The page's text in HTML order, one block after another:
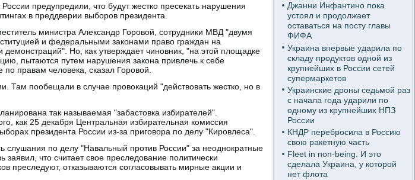
предупредили, что будут жестко пресекать нарушения
в преддверии выборов президента.
министра Александр Горовой, сотрудники МВД "двумя
и федеральными законами право граждан на
демонстраций". Но, как утверждает чиновник, "на этой площадке
пытаются путем нарушения закона привлечь к себе
правам человека, сказал Горовой.
Там пообещали в случае провокаций "действовать жестко, но в
так называемая "забастовка избирателей".
как 25 декабря Центральная избирательная комиссия
президента России из-за приговора по делу "Кировлеса".
слушания по делу "Навальный против России" за неоднократные
что считает свое преследование политически
преследуют, отказываются согласовывать мирные акции и
Джанни Инфантино пока
устоял и продолжает
оставаться на посту главы
ФИФА
Украина впервые ударила по
складу продуктов одной из
крупнейших в России сетей
супермаркетов
Украинские дроны седьмой раз
с начала года ударили по
одному из крупнейших НПЗ
России
КНДР перебросила в Россию
свою ракетную часть
Fleet in non-being. И это
сделала Украина, у которой
нет флота